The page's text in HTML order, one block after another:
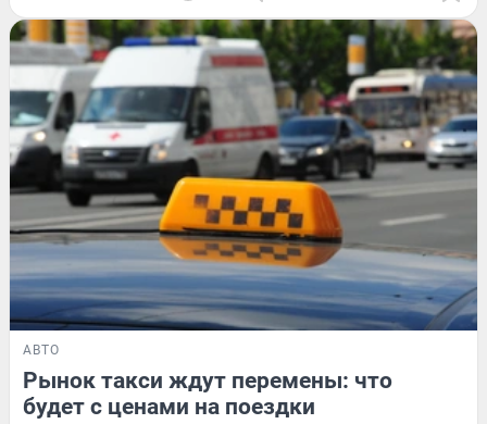
АВТО
Рынок такси ждут перемены: что
будет с ценами на поездки